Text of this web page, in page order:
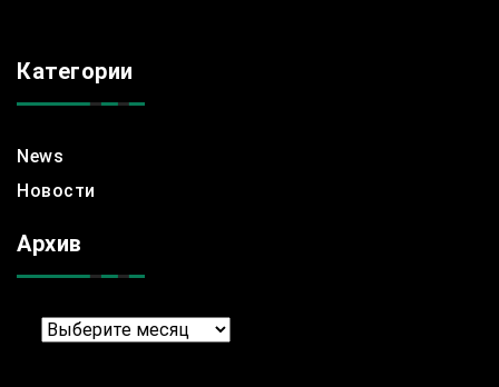
Категории
News
Новости
Архив
Архив